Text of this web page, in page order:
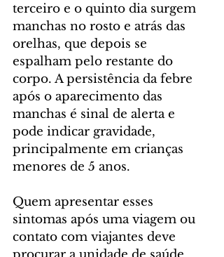
terceiro e o quinto dia surgem
manchas no rosto e atrás das
orelhas, que depois se
espalham pelo restante do
corpo. A persistência da febre
após o aparecimento das
manchas é sinal de alerta e
pode indicar gravidade,
principalmente em crianças
menores de 5 anos.
Quem apresentar esses
sintomas após uma viagem ou
contato com viajantes deve